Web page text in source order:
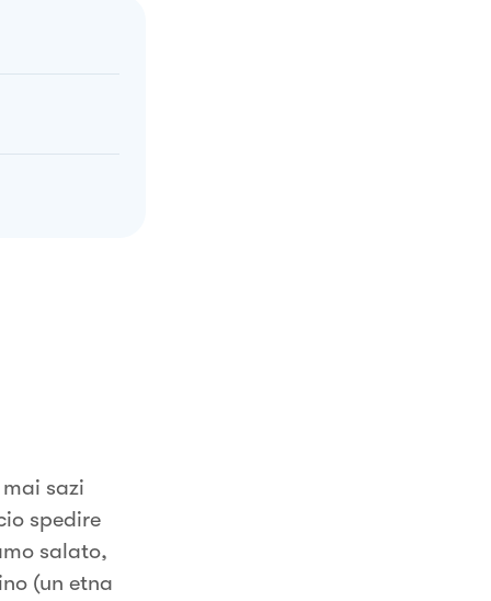
sazi
spedire
salato,
(un etna